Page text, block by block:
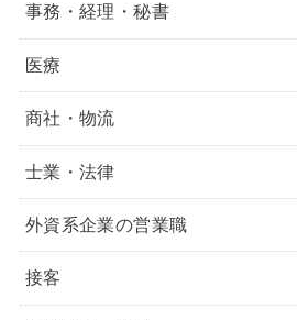
事務・経理・秘書
医療
商社・物流
士業・法律
外資系企業の営業職
接客